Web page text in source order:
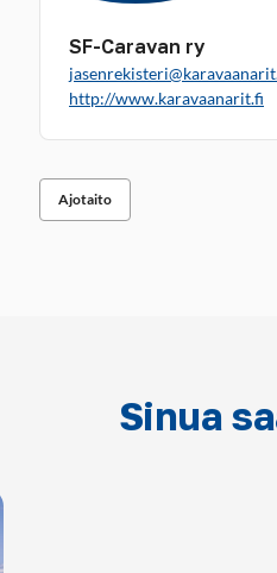
SF-Caravan ry
http://www.karavaanarit.fi
Ajotaito
Sinua